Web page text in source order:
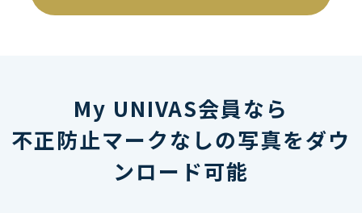
My UNIVAS会員なら
不正防止マークなしの写真をダウ
ンロード可能